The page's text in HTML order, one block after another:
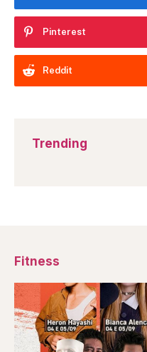
Pinterest
Reddit
Trending
Fitness